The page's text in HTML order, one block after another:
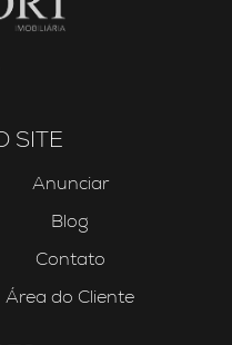
SITE
Anunciar
Blog
Contato
Área do Cliente